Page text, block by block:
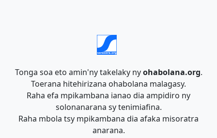
Tonga soa eto amin'ny takelaky nyohabolana.org.
Toerana hitehirizana ohabolana malagasy.
Raha efa mpikambana ianao dia ampidiro ny
solonanarana sy tenimiafina.
Raha mbola tsy mpikambana dia afaka misoratra
anarana.